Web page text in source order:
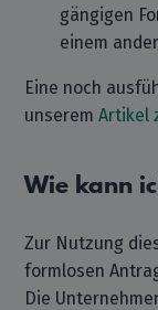
gängigen
einem
Eine noch
unseremArtikel
Wie kann
Zur Nutzung
formlosen
Die